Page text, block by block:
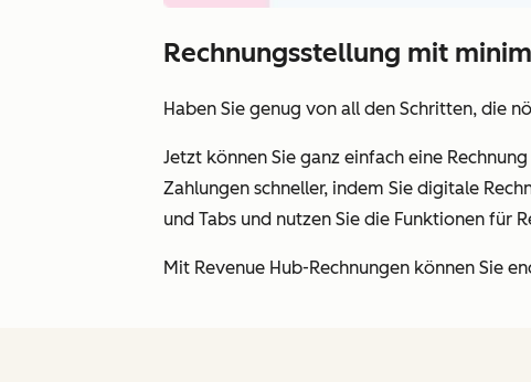
Rechnungsstellung mit
Haben Sie genug von all den Schritten, die
Jetzt können Sie ganz einfach eine
Zahlungen schneller, indem Sie digitale
und Tabs und nutzen Sie die Funktionen für
Mit Revenue Hub-Rechnungen können Sie